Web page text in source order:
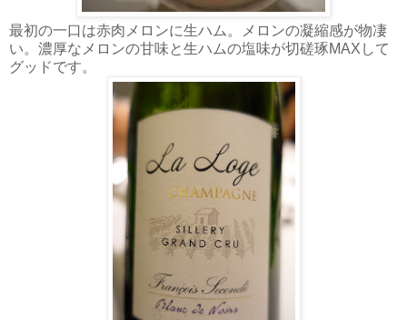
最初の一口は赤肉メロンに生ハム。メロンの凝縮感が物凄
い。濃厚なメロンの甘味と生ハムの塩味が切磋琢MAXして
グッドです。